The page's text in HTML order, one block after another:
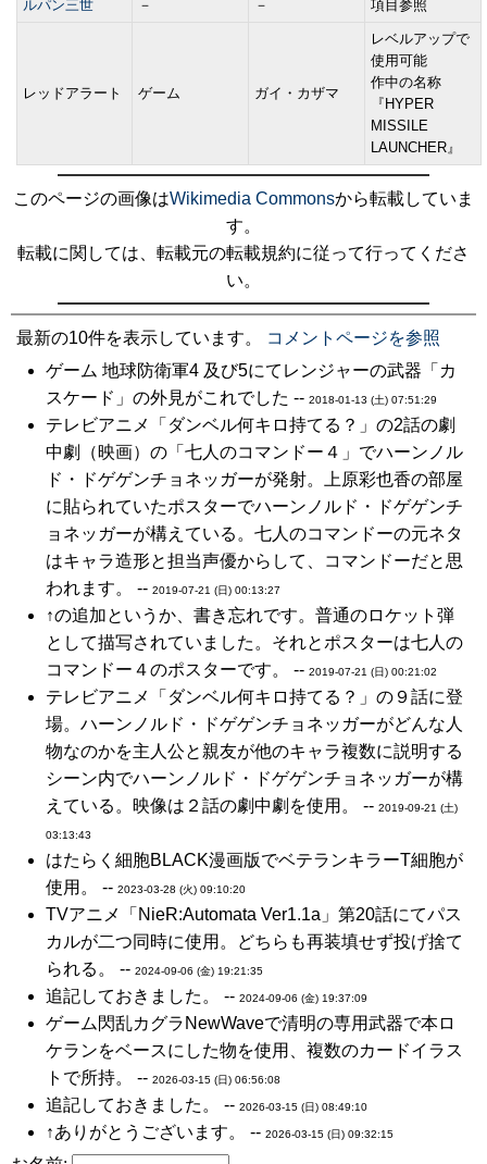
ルパン三世 － － 項目参照
レッドアラート ゲーム ガイ・カザマ
レベルアップで
使用可能
作中の名称
『HYPER
MISSILE
LAUNCHER』
このページの画像はWikimedia Commonsから転載していま
す。
転載に関しては、転載元の転載規約に従って行ってくださ
い。
最新の10件を表示しています。
コメントページを参照
ゲーム 地球防衛軍4 及び5にてレンジャーの武器「カ
スケード」の外見がこれでした -- 2018-01-13 (土) 07:51:29
テレビアニメ「ダンベル何キロ持てる？」の2話の劇
中劇（映画）の「七人のコマンドー４」でハーンノル
ド・ドゲゲンチョネッガーが発射。上原彩也香の部屋
に貼られていたポスターでハーンノルド・ドゲゲンチ
ョネッガーが構えている。七人のコマンドーの元ネタ
はキャラ造形と担当声優からして、コマンドーだと思
われます。 -- 2019-07-21 (日) 00:13:27
↑の追加というか、書き忘れです。普通のロケット弾
として描写されていました。それとポスターは七人の
コマンドー４のポスターです。 -- 2019-07-21 (日) 00:21:02
テレビアニメ「ダンベル何キロ持てる？」の９話に登
場。ハーンノルド・ドゲゲンチョネッガーがどんな人
物なのかを主人公と親友が他のキャラ複数に説明する
シーン内でハーンノルド・ドゲゲンチョネッガーが構
えている。映像は２話の劇中劇を使用。 -- 2019-09-21 (土)
03:13:43
はたらく細胞BLACK漫画版でベテランキラーT細胞が
使用。 -- 2023-03-28 (火) 09:10:20
TVアニメ「NieR:Automata Ver1.1a」第20話にてパス
カルが二つ同時に使用。どちらも再装填せず投げ捨て
られる。 -- 2024-09-06 (金) 19:21:35
追記しておきました。 -- 2024-09-06 (金) 19:37:09
ゲーム閃乱カグラNewWaveで清明の専用武器で本ロ
ケランをベースにした物を使用、複数のカードイラス
トで所持。 -- 2026-03-15 (日) 06:56:08
追記しておきました。 -- 2026-03-15 (日) 08:49:10
↑ありがとうございます。 -- 2026-03-15 (日) 09:32:15